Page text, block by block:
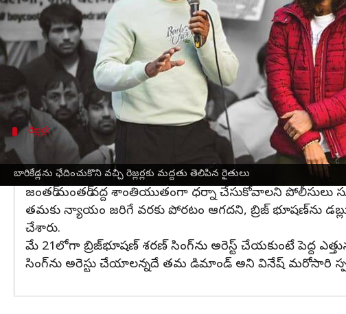
బారికేడ్లను ఛేదించుకొని వచ్చి రెజ్లర్లకు మద్దతు తెలిపిన రైతులు
రెజ్లింగ్ఫెడరేషన్ ఆఫ్ ఇండియా (డబ్ల్యూఎఫ్‌ఐ) చీఫ్ బ్రిజ్ భూషణ్
ఢిల్లీ,ఉత్తర్‌ప్రదేశ్‌తో సహా దేశంలోని వివిధ ప్రాంతాల రైతులు
మహిళా రెజ్లర్లపై లైంగిక వేధింపుల ఆరోపణల నేపథ్యంలో ఎంపీ
భారతీయ కిసాన్ యూనియన్ (బీకేయూ) సభ్యులు దిల్లీ పోలీసులు
రెజ్లర్లు
న్యాయం జరిగే వరకు పోరటం ఆగదు: రెజ్లర్లు
జంతర్ మంతర్ వద్దకు వచ్చిన రైతులు హడావిడి చేశారని,
జంతర్ మంతర్ వద్ద శాంతియుతంగా ధర్నా చేసుకోవాలని పోలీసులు
తమకు న్యాయం జరిగే వరకు పోరటం ఆగదని, బ్రిజ్ భూషణ్‌ను
చేశారు.
మే 21లోగా బ్రిజ్‌భూషణ్ శరణ్ సింగ్‌ను అరెస్ట్ చేయకుంటే పెద్ద
సింగ్‌ను అరెస్టు చేయాలన్నదే తమ డిమాండ్‌ అని వినేష్‌ మరోసారి